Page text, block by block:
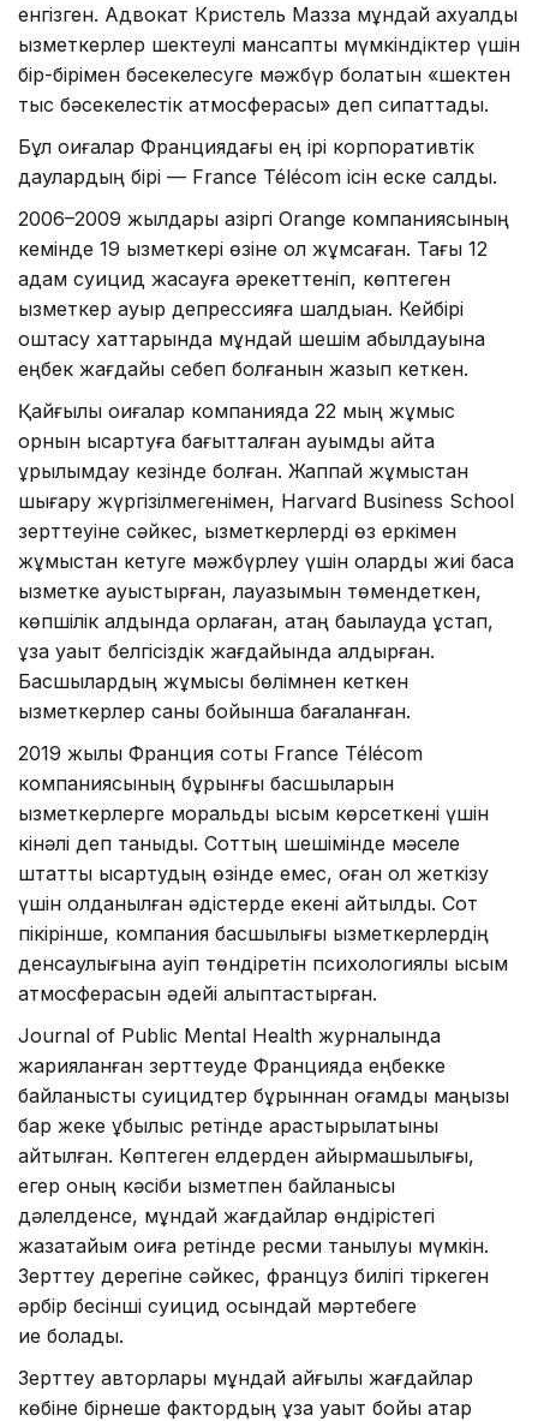
енгізген. Адвокат Кристель Мазза мұндай ахуалды
қызметкерлер шектеулі мансаптық мүмкіндіктер үшін
бір-бірімен бәсекелесуге мәжбүр болатын «шектен
тыс бәсекелестік атмосферасы» деп сипаттады.
Бұл оқиғалар Франциядағы ең ірі корпоративтік
даулардың бірі — France Télécom ісін еске салды.
2006–2009 жылдары қазіргі Orange компаниясының
кемінде 19 қызметкері өзіне қол жұмсаған. Тағы 12
адам суицид жасауға әрекеттеніп, көптеген
қызметкер ауыр депрессияға шалдыққан. Кейбірі
қоштасу хаттарында мұндай шешім қабылдауына
еңбек жағдайы себеп болғанын жазып кеткен.
Қайғылы оқиғалар компанияда 22 мың жұмыс
орнын қысқартуға бағытталған ауқымды қайта
құрылымдау кезінде болған. Жаппай жұмыстан
шығару жүргізілмегенімен, Harvard Business School
зерттеуіне сәйкес, қызметкерлерді өз еркімен
жұмыстан кетуге мәжбүрлеу үшін оларды жиі басқа
қызметке ауыстырған, лауазымын төмендеткен,
көпшілік алдында қорлаған, қатаң бақылауда ұстап,
ұзақ уақыт белгісіздік жағдайында қалдырған.
Басшылардың жұмысы бөлімнен кеткен
қызметкерлер саны бойынша бағаланған.
2019 жылы Франция соты France Télécom
компаниясының бұрынғы басшыларын
қызметкерлерге моральдық қысым көрсеткені үшін
кінәлі деп таныды. Соттың шешімінде мәселе
штатты қысқартудың өзінде емес, оған қол жеткізу
үшін қолданылған әдістерде екені айтылды. Сот
пікірінше, компания басшылығы қызметкерлердің
денсаулығына қауіп төндіретін психологиялық қысым
атмосферасын әдейі қалыптастырған.
Journal of Public Mental Health журналында
жарияланған зерттеуде Францияда еңбекке
байланысты суицидтер бұрыннан қоғамдық маңызы
бар жеке құбылыс ретінде қарастырылатыны
айтылған. Көптеген елдерден айырмашылығы,
егер оның кәсіби қызметпен байланысы
дәлелденсе, мұндай жағдайлар өндірістегі
жазатайым оқиға ретінде ресми танылуы мүмкін.
Зерттеу дерегіне сәйкес, француз билігі тіркеген
әрбір бесінші суицид осындай мәртебеге
ие болады.
Зерттеу авторлары мұндай қайғылы жағдайлар
көбіне бірнеше фактордың ұзақ уақыт бойы қатар